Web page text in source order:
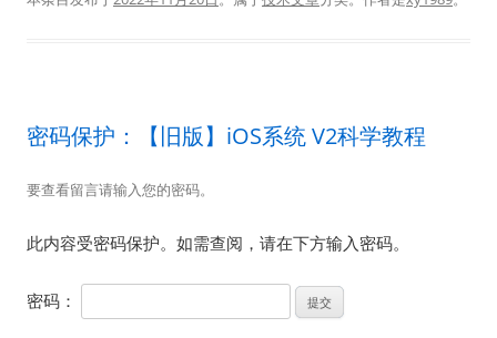
密码保护：【旧版】iOS系统 V2科学教程
要查看留言请输入您的密码。
此内容受密码保护。如需查阅，请在下方输入密码。
密码：